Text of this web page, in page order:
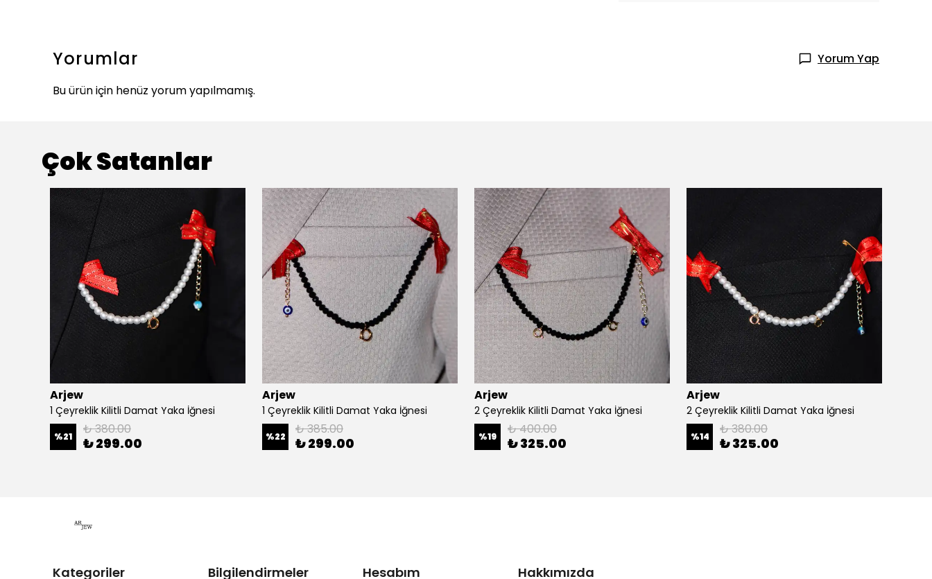
Yorumlar
Yorum Yap
Bu ürün için henüz yorum yapılmamış.
Çok Satanlar
Arjew
1 Çeyreklik Kilitli Damat Yaka İğnesi
%21 ₺ 380.00
₺ 299.00
Arjew
1 Çeyreklik Kilitli Damat Yaka İğnesi
%22 ₺ 385.00
₺ 299.00
Arjew
2 Çeyreklik Kilitli Damat Yaka İğnesi
%19 ₺ 400.00
₺ 325.00
Arjew
2 Çeyreklik Kilitli Damat Yaka İğnesi
%14 ₺ 380.00
₺ 325.00
Kategoriler Bilgilendirmeler Hesabım Hakkımızda